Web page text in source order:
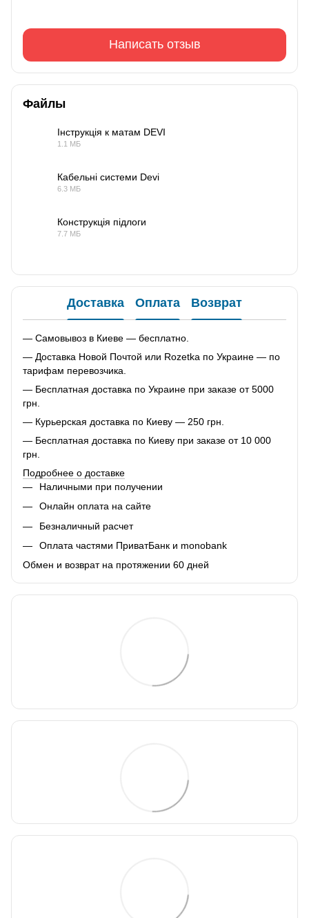
Написать отзыв
Файлы
Інструкція к матам DEVI
1.1 МБ
Кабельні системи Devi
6.3 МБ
Конструкція підлоги
7.7 МБ
Доставка Оплата Возврат
— Самовывоз в Киеве — бесплатно.
— Доставка Новой Почтой или Rozetka по Украине — по
тарифам перевозчика.
— Бесплатная доставка по Украине при заказе от 5000
грн.
— Курьерская доставка по Киеву — 250 грн.
— Бесплатная доставка по Киеву при заказе от 10 000
грн.
Подробнее о доставке
Наличными при получении
Онлайн оплата на сайте
Безналичный расчет
Оплата частями ПриватБанк и monobank
Обмен и возврат на протяжении 60 дней